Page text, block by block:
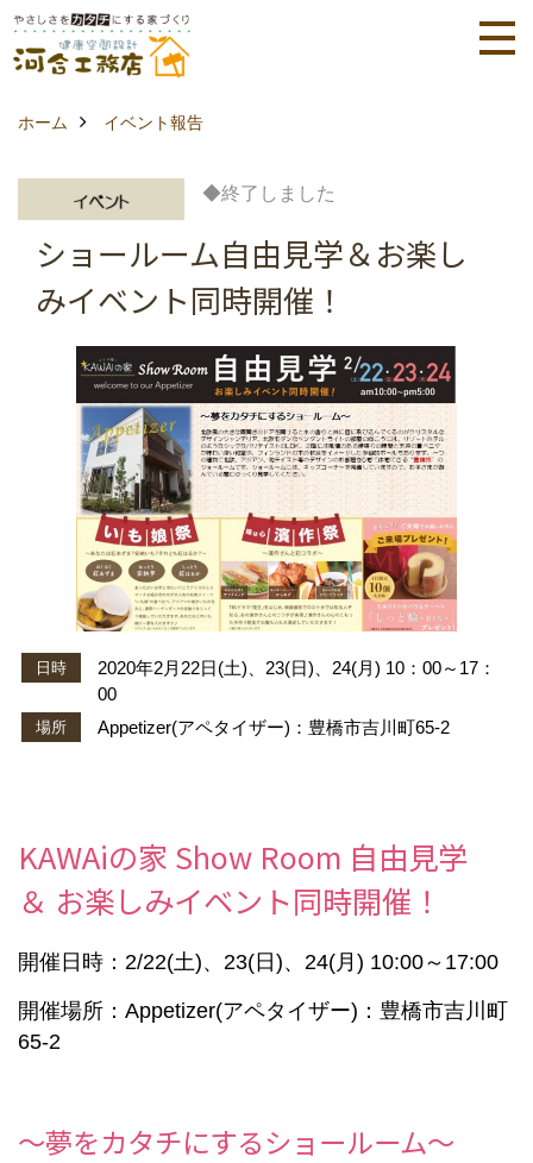
ホーム イベント報告
◆終了しました
ショールーム自由見学＆お楽し
みイベント同時開催！
日時
2020年2月22日(土)、23(日)、24(月) 10：00～17：
00
場所 Appetizer(アペタイザー)：豊橋市吉川町65-2
KAWAiの家 Show Room 自由見学
＆ お楽しみイベント同時開催！
開催日時：2/22(土)、23(日)、24(月) 10:00～17:00
開催場所：Appetizer(アペタイザー)：豊橋市吉川町
65-2
～夢をカタチにするショールーム～